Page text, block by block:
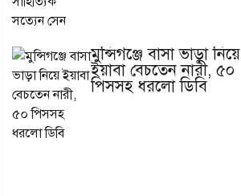
মুন্সিগঞ্জে বাসা ভাড়া নিয়ে
ইয়াবা বেচতেন নারী, ৫০
পিসসহ ধরলো ডিবি